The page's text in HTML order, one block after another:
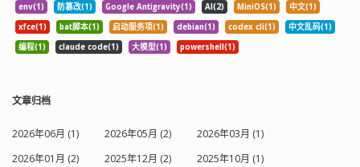
env(1)
防篡改(1) Google Antigravity(1) AI(2) MiniOS(1)
中文(1)
xfce(1)
bat脚本(1) 启动服务项(1) debian(1) codex cli(1)
中文乱码(1)
编程(1)
claude code(1) 大模型(1) powershell(1)
文章归档
2026年06月 (1) 2026年05月 (2)
2026年03月 (1)
2026年01月 (2)
2025年12月 (2)
2025年10月 (1)